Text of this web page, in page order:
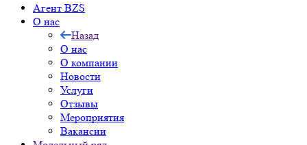
Агент BZS
О нас
Назад
О нас
О компании
Новости
Услуги
Отзывы
Мероприятия
Вакансии